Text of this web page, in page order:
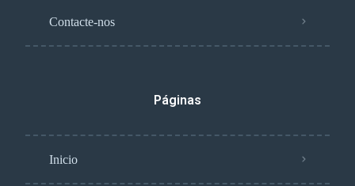
Contacte-nos
Páginas
Inicio